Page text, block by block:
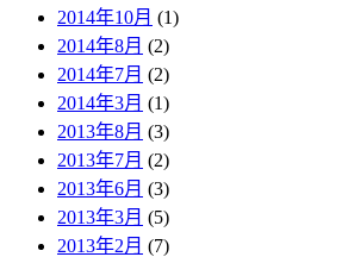
2014年10月 (1)
2014年8月 (2)
2014年7月 (2)
2014年3月 (1)
2013年8月 (3)
2013年7月 (2)
2013年6月 (3)
2013年3月 (5)
2013年2月 (7)